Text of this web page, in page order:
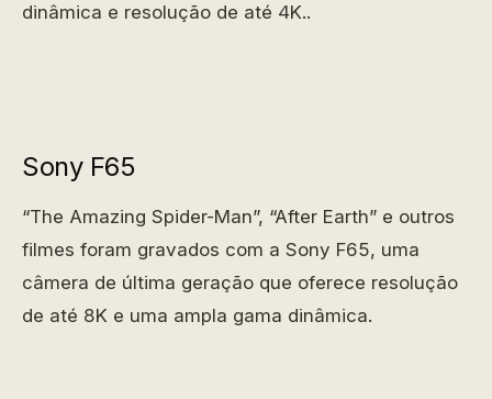
dinâmica e resolução de até 4K..
Sony F65
“The Amazing Spider-Man”, “After Earth” e outros
filmes foram gravados com a Sony F65, uma
câmera de última geração que oferece resolução
de até 8K e uma ampla gama dinâmica.